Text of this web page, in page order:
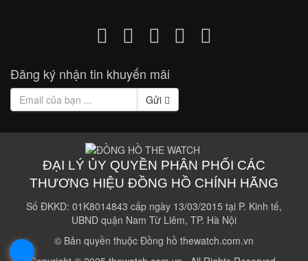
Đăng ký nhận tin khuyến mãi
Gửi
ĐẠI LÝ ỦY QUYỀN PHÂN PHỐI CÁC
THƯƠNG HIỆU ĐỒNG HỒ CHÍNH HÃNG
Số ĐKKD: 01K8014843 cấp ngày 13/03/2015 tại P. Kinh tế,
UBND quận Nam Từ Liêm, TP. Hà Nội
© Bản quyền thuộc Đồng hồ thewatch.com.vn